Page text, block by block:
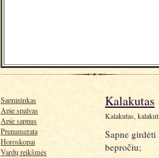
Sapnininkas
Apie spalvas
Apie sapnus
Prenumerata
Horoskopai
Vardų reikšmės
Kalakutas
Kalakutas,
Sapne
bepročiu;